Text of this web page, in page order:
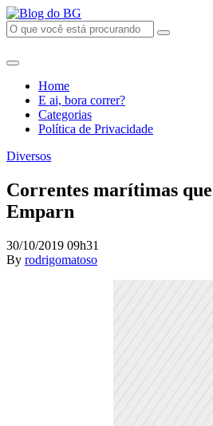
Home
E ai, bora correr?
Categorias
Política de Privacidade
Diversos
Correntes marítimas
Emparn
30/10/2019 09h31
By rodrigomatoso